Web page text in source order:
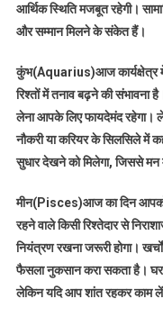
आर्थिक स्थिति मजबूत रहेगी।
और सम्मान मिलने के संकेत हैं।
कुंभ(Aquarius)आज कार्यक्षेत्र
रिश्तों में तनाव बढ़ने की संभावना
लेना आपके लिए फायदेमंद रहेगा।
नौकरी या करियर के सिलसिले में
सुधार देखने को मिलेगा, जिससे मन
मीन(Pisces)आज का दिन आपको
रहने वाले किसी रिश्तेदार से
नियंत्रण रखना जरूरी होगा।
फैसला नुकसान करा सकता है।
लेकिन यदि आप शांत रहकर काम